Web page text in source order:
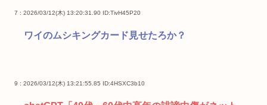
7 : 2026/03/12(木) 13:20:31.90 ID:TivH45P20
ワイのムシキングカード見せたろか？
9 : 2026/03/12(木) 13:21:55.85 ID:4HSXC3b10